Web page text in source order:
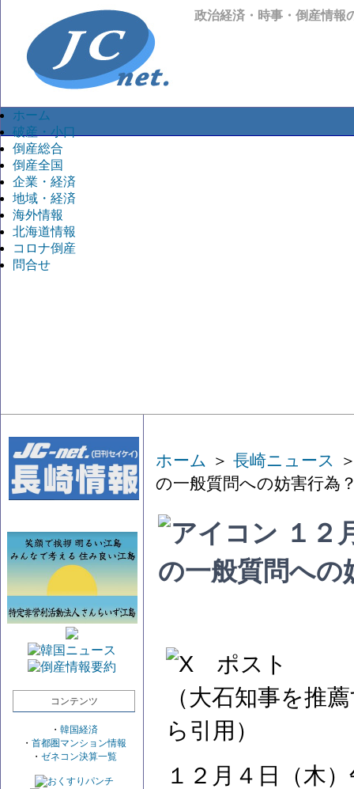
政治経済・時事・倒産情報
ホーム
破産・小口
倒産総合
倒産全国
企業・経済
地域・経済
海外情報
北海道情報
コロナ倒産
問合せ
コンテンツ
・ 韓国経済
・ 首都圏マンション情報
・ ゼネコン決算一覧
ホーム ＞ 長崎ニュース
の一般質問への妨害行為
１２
の一般質問への
（大石知事を推
ら引用）
１２月４日（木